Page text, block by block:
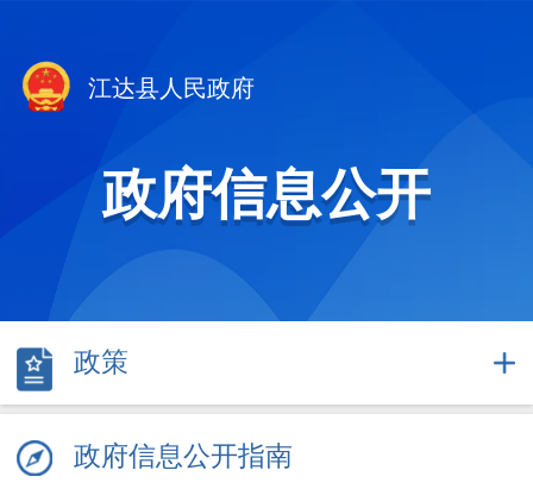
江达县人民政府
政府信息公开
政策
政府信息公开指南